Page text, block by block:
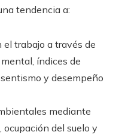
tendencia a:
trabajo a través de
índices de
y desempeño
mediante
del suelo y